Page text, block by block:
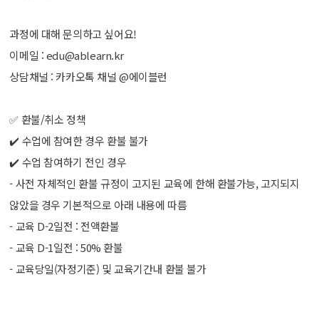
과정에 대해 문의하고 싶어요!
이메일 : edu@ablearn.kr
상담채널 : 카카오톡 채널 @에이블런
✅ 환불/취소 정책
✔️ 수업에 참여한 경우 환불 불가
✔️ 수업 참여하기 전인 경우
- 사전 자체적인 환불 규정이 고지된 교육에 한해 환불가능, 고지되지
않았을 경우 기본적으로 아래 내용에 따름
- 교육 D-2일전 : 전액환불
- 교육 D-1일전 : 50% 환불
- 교육당일(자정기준) 및 교육기간내 환불 불가